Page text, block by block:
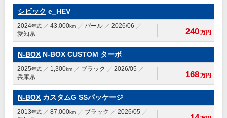
シビック e_HEV
2024年式 43,000km パール
2026/06
愛知県
240万円
N-BOX N-BOX CUSTOM ターボ
2025年式 1,300km ブラック
2026/05
兵庫県
168万円
N-BOX カスタムG SSパッケージ
2013年式 87,000km ブラック
2026/05